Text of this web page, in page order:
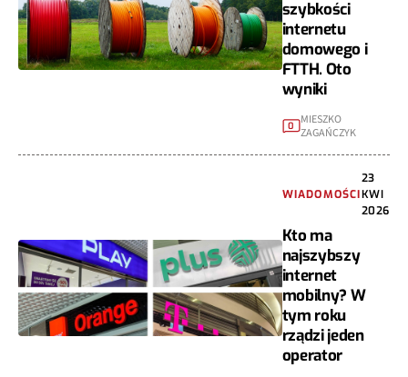
szybkości
internetu
domowego i
FTTH. Oto
wyniki
0 MIESZKO
ZAGAŃCZYK
WIADOMOŚCI
23
KWI
2026
Kto ma
najszybszy
internet
mobilny? W
tym roku
rządzi jeden
operator